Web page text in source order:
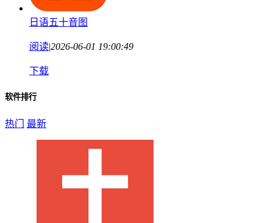
日语五十音图
阅读|2026-06-01 19:00:49
下载
软件排行
热门 最新